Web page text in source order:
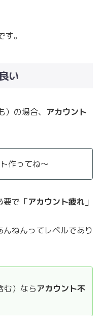
。
い
の場合、 アカウント
作ってね〜
要で「アカウント疲れ 」
ねんってレベルであり
む）ならアカウント不